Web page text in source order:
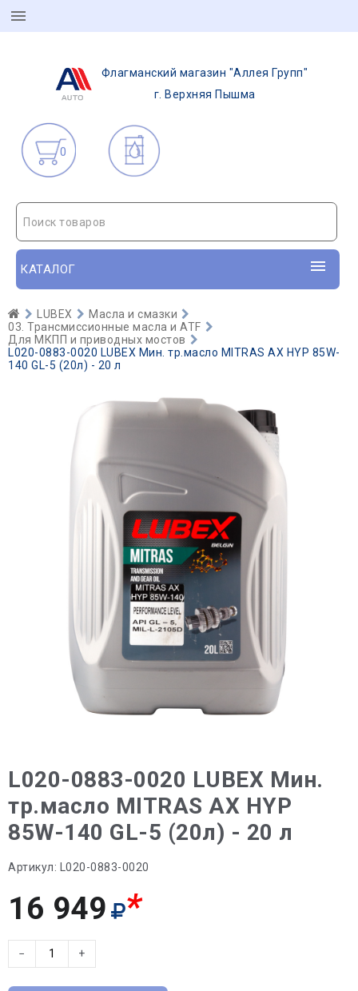
Флагманский магазин "Аллея Групп"
г. Верхняя Пышма
0
Поиск товаров
КАТАЛОГ
LUBEX
Масла и смазки
03. Трансмиссионные масла и ATF
Для МКПП и приводных мостов
L020-0883-0020 LUBEX Мин. тр.масло MITRAS AX HYP 85W-
140 GL-5 (20л) - 20 л
L020-0883-0020 LUBEX Мин.
тр.масло MITRAS AX HYP
85W-140 GL-5 (20л) - 20 л
Артикул: L020-0883-0020
16 949 *
− +